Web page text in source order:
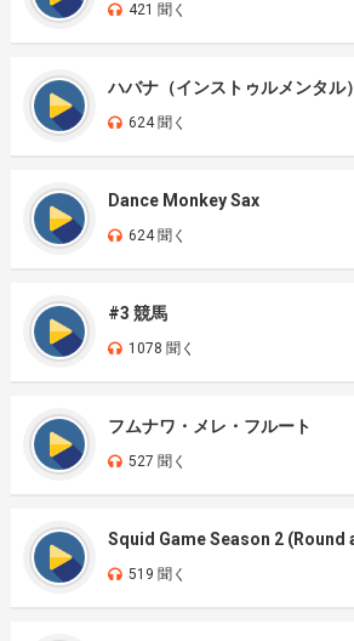
421 聞く
ハバナ（インストゥルメンタル）
624 聞く
Dance Monkey Sax
624 聞く
#3 競馬
1078 聞く
フムナワ・メレ・フルート
527 聞く
519 聞く